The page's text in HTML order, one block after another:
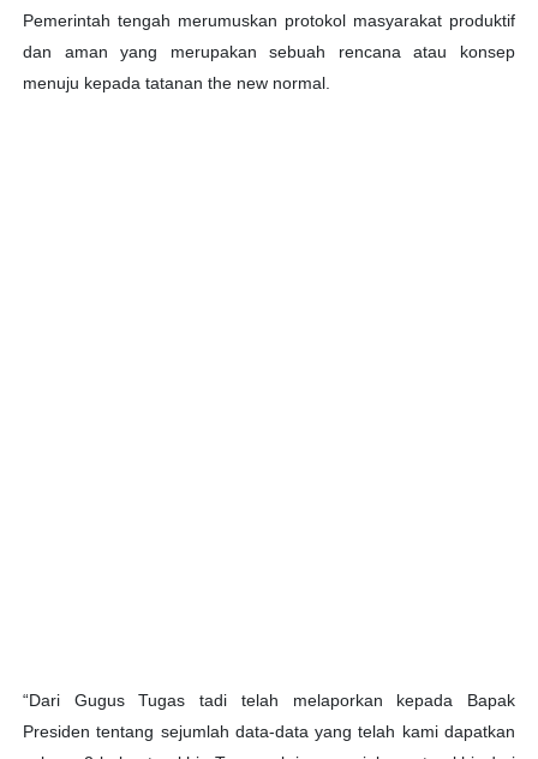
Pemerintah tengah merumuskan protokol masyarakat produktif
dan aman yang merupakan sebuah rencana atau konsep
menuju kepada tatanan the new normal.
“Dari Gugus Tugas tadi telah melaporkan kepada Bapak
Presiden tentang sejumlah data-data yang telah kami dapatkan